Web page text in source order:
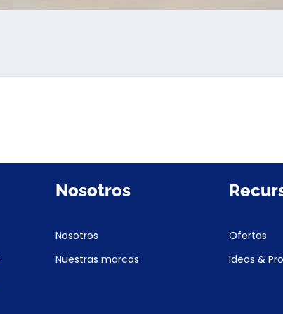
Nosotros
Nosotros
Nuestras marcas
Ofertas
Ideas &